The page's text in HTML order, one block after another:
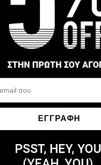
Να μην εμφανιστεί ξανά
ΕΓΓΡΑΦΗ